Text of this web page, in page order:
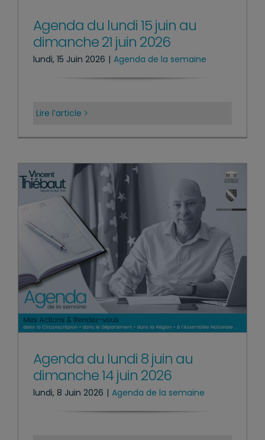
Agenda du lundi 15 juin au
dimanche 21 juin 2026
lundi, 15 Juin 2026 | Agenda de la semaine
Lire l’article
Agenda du lundi 8 juin au
dimanche 14 juin 2026
lundi, 8 Juin 2026 | Agenda de la semaine